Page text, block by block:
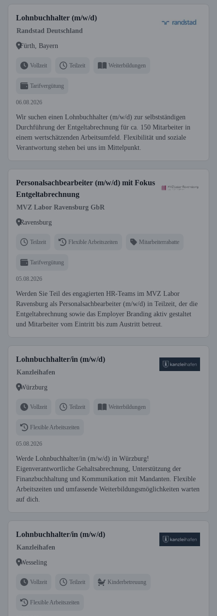
Lohnbuchhalter (m/w/d)
Randstad Deutschland
Fürth, Bayern
Vollzeit Teilzeit Weiterbildungen
Tarifvergütung
06.08.2026
Wir suchen einen Lohnbuchhalter (m/w/d) zur selbstständigen
Durchführung der Entgeltabrechnung für ca. 150 Mitarbeiter in
einem wertschätzenden Arbeitsumfeld. Flexibilität und soziale
Verantwortung stehen bei uns im Mittelpunkt.
Personalsachbearbeiter (m/w/d) mit Fokus
Entgeltabrechnung
MVZ Labor Ravensburg GbR
Ravensburg
Teilzeit Flexible Arbeitszeiten Mitarbeiterrabatte
Tarifvergütung
05.08.2026
Werden Sie Teil des engagierten HR-Teams im MVZ Labor
Ravensburg als Personalsachbearbeiter (m/w/d) in Teilzeit, der die
Entgeltabrechnung sowie das Employer Branding aktiv gestaltet
und Mitarbeiter vom Eintritt bis zum Austritt betreut.
Lohnbuchhalter/in (m/w/d)
Kanzleihafen
Würzburg
Vollzeit Teilzeit Weiterbildungen
Flexible Arbeitszeiten
05.08.2026
Werde Lohnbuchhalter/in (m/w/d) in Würzburg!
Eigenverantwortliche Gehaltsabrechnung, Unterstützung der
Finanzbuchhaltung und Kommunikation mit Mandanten. Flexible
Arbeitszeiten und umfassende Weiterbildungsmöglichkeiten warten
auf dich.
Lohnbuchhalter/in (m/w/d)
Kanzleihafen
Wesseling
Vollzeit Teilzeit Kinderbetreuung
Flexible Arbeitszeiten